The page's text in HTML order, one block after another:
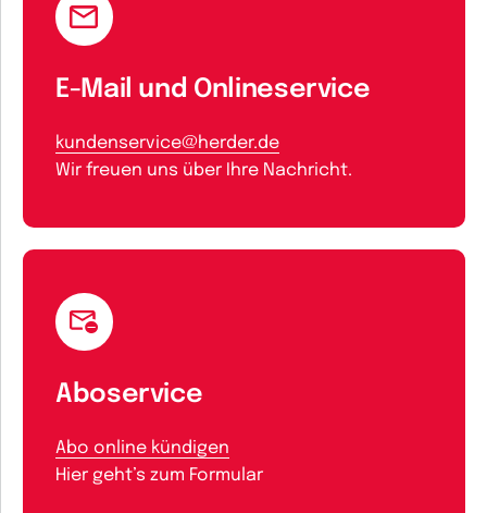
E-Mail und Onlineservice
kundenservice@herder.de
Wir freuen uns über Ihre Nachricht.
Aboservice
Abo online kündigen
Hier geht’s zum Formular